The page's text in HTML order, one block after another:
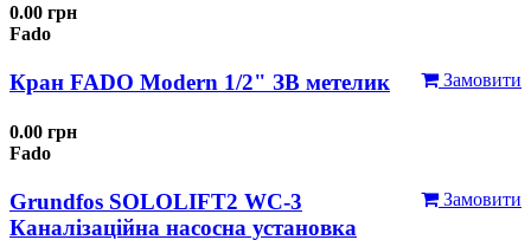
0.00 грн
Fado
Замовити
Кран FADO Modern 1/2" ЗВ метелик
0.00 грн
Fado
Замовити
Grundfos SOLOLIFT2 WC-3
Каналізаційна насосна установка